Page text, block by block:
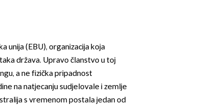
unija (EBU), organizacija koja
država. Upravo članstvo u toj
a ne fizička pripadnost
na natjecanju sudjelovale i zemlje
s vremenom postala jedan od